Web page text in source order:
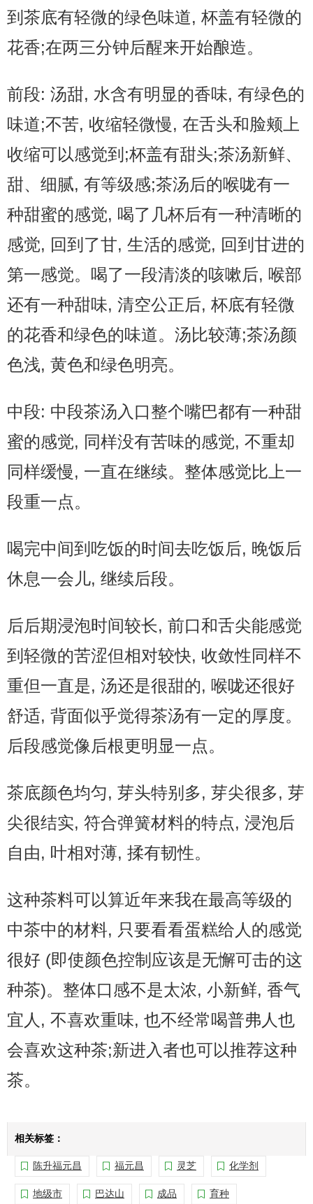
到茶底有轻微的绿色味道, 杯盖有轻微的
花香;在两三分钟后醒来开始酿造。
前段: 汤甜, 水含有明显的香味, 有绿色的
味道;不苦, 收缩轻微慢, 在舌头和脸颊上
收缩可以感觉到;杯盖有甜头;茶汤新鲜、
甜、细腻, 有等级感;茶汤后的喉咙有一
种甜蜜的感觉, 喝了几杯后有一种清晰的
感觉, 回到了甘, 生活的感觉, 回到甘进的
第一感觉。喝了一段清淡的咳嗽后, 喉部
还有一种甜味, 清空公正后, 杯底有轻微
的花香和绿色的味道。汤比较薄;茶汤颜
色浅, 黄色和绿色明亮。
中段: 中段茶汤入口整个嘴巴都有一种甜
蜜的感觉, 同样没有苦味的感觉, 不重却
同样缓慢, 一直在继续。整体感觉比上一
段重一点。
喝完中间到吃饭的时间去吃饭后, 晚饭后
休息一会儿, 继续后段。
后后期浸泡时间较长, 前口和舌尖能感觉
到轻微的苦涩但相对较快, 收敛性同样不
重但一直是, 汤还是很甜的, 喉咙还很好
舒适, 背面似乎觉得茶汤有一定的厚度。
后段感觉像后根更明显一点。
茶底颜色均匀, 芽头特别多, 芽尖很多, 芽
尖很结实, 符合弹簧材料的特点, 浸泡后
自由, 叶相对薄, 揉有韧性。
这种茶料可以算近年来我在最高等级的
中茶中的材料, 只要看看蛋糕给人的感觉
很好 (即使颜色控制应该是无懈可击的这
种茶)。整体口感不是太浓, 小新鲜, 香气
宜人, 不喜欢重味, 也不经常喝普弗人也
会喜欢这种茶;新进入者也可以推荐这种
茶。
相关标签：
陈升福元昌 福元昌 灵芝 化学剂
地级市 巴达山 成品 育种